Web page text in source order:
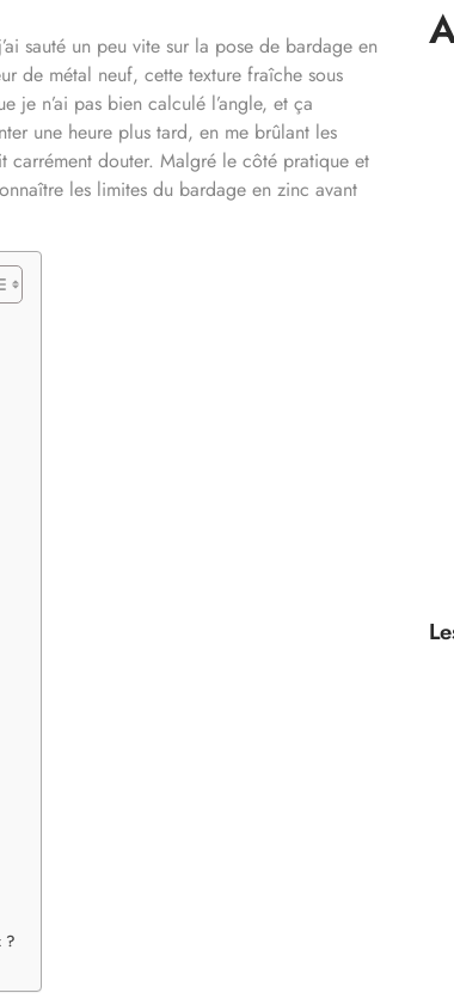
sauté un peu vite sur la pose de bardage en
de métal neuf, cette texture fraîche sous
je n’ai pas bien calculé l’angle, et ça
une heure plus tard, en me brûlant les
douter. Malgré le côté pratique et
les limites du bardage en zinc avant
?